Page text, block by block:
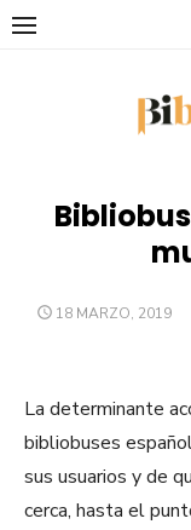
Saltar
PUBLICADO
18 MARZO, 2019
La determinante
bibliobuses
sus usuarios y de
cerca, hasta el